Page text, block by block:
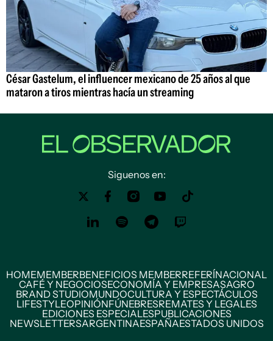
César Gastelum, el influencer mexicano de 25 años al que
mataron a tiros mientras hacía un streaming
Siguenos en:
HOMEMEMBERBENEFICIOS MEMBERREFERÍNACIONAL
CAFÉ Y NEGOCIOSECONOMÍA Y EMPRESASAGRO
BRAND STUDIOMUNDOCULTURA Y ESPECTÁCULOS
LIFESTYLEOPINIÓNFÚNEBRESREMATES Y LEGALES
EDICIONES ESPECIALESPUBLICACIONES
NEWSLETTERSARGENTINAESPAÑAESTADOS UNIDOS